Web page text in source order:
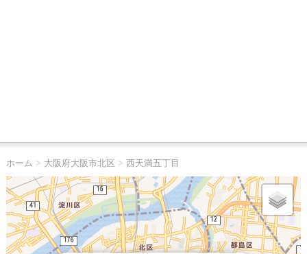
ホーム > 大阪府大阪市北区 > 西天満五丁目